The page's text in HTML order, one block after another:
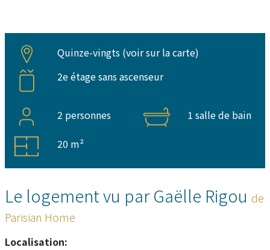
Quinze-vingts (voir sur la carte)
2e étage sans ascenseur
2 personnes
1 salle de bain
20 m²
Le logement vu par Gaëlle Rigou de
Parisian Home
Localisation: